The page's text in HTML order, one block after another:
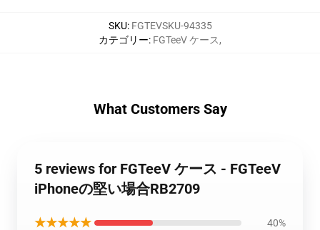
SKU: FGTEVSKU-94335
カテゴリー: FGTeeV ケース,
What Customers Say
5 reviews for FGTeeV ケース - FGTeeV
iPhoneの堅い場合RB2709
★★★★★ 40%